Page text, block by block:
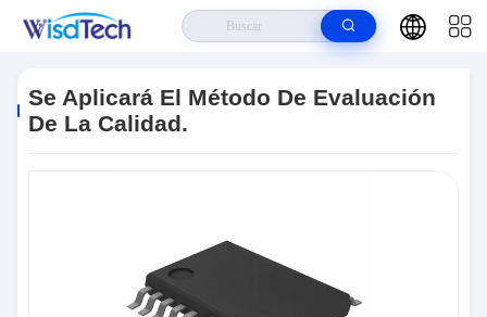
De Evaluación De La Calidad.
Se Aplicará El Método De Evaluación
De La Calidad.